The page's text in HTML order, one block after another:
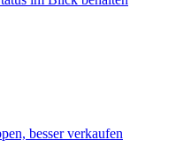
besser verkaufen